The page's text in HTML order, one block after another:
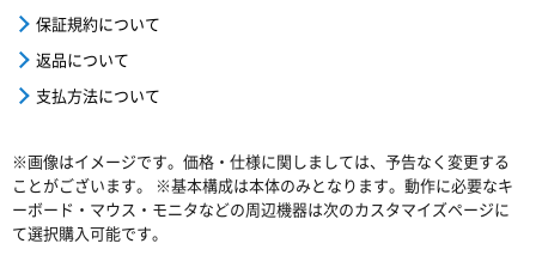
保証規約について
返品について
支払方法について
※画像はイメージです。価格・仕様に関しましては、予告なく変更する
ことがございます。 ※基本構成は本体のみとなります。動作に必要なキ
ーボード・マウス・モニタなどの周辺機器は次のカスタマイズページに
て選択購入可能です。